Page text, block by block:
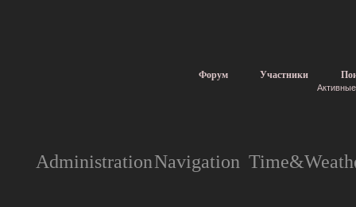
Форум Участники
AdministrationNavigation